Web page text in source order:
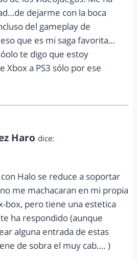
dejarme con la boca
del gameplay de
que es mi saga favorita…
te digo que estoy
Xbox a PS3 sólo por ese
Haro dice:
Halo se reduce a soportar
me machacaran en mi propia
box, pero tiene una estetica
ha respondido (aunque
alguna entrada de estas
de sobra el muy cab…. )